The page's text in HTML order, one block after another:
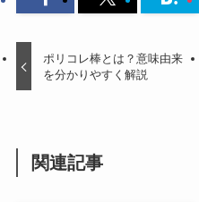
ポリコレ棒とは？意味由来
を分かりやすく解説
関連記事